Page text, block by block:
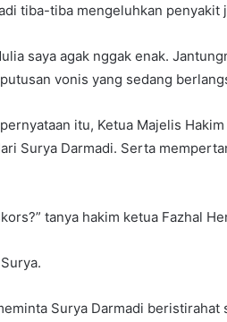
tiba-tiba mengeluhkan
saya agak nggak enak.
vonis yang sedang
itu, Ketua Majelis
Surya Darmadi. Serta
tanya hakim ketua Fazhal
Surya Darmadi